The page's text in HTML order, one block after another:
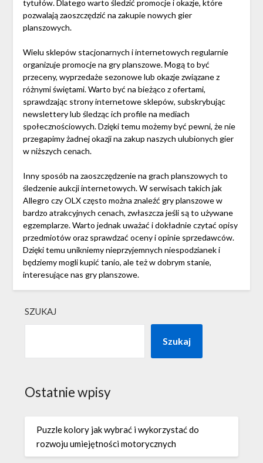
tytułów. Dlatego warto śledzić promocje i okazje, które
pozwalają zaoszczędzić na zakupie nowych gier
planszowych.
Wielu sklepów stacjonarnych i internetowych regularnie
organizuje promocje na gry planszowe. Mogą to być
przeceny, wyprzedaże sezonowe lub okazje związane z
różnymi świętami. Warto być na bieżąco z ofertami,
sprawdzając strony internetowe sklepów, subskrybując
newslettery lub śledząc ich profile na mediach
społecznościowych. Dzięki temu możemy być pewni, że nie
przegapimy żadnej okazji na zakup naszych ulubionych gier
w niższych cenach.
Inny sposób na zaoszczędzenie na grach planszowych to
śledzenie aukcji internetowych. W serwisach takich jak
Allegro czy OLX często można znaleźć gry planszowe w
bardzo atrakcyjnych cenach, zwłaszcza jeśli są to używane
egzemplarze. Warto jednak uważać i dokładnie czytać opisy
przedmiotów oraz sprawdzać oceny i opinie sprzedawców.
Dzięki temu unikniemy nieprzyjemnych niespodzianek i
będziemy mogli kupić tanio, ale też w dobrym stanie,
interesujące nas gry planszowe.
SZUKAJ
Szukaj
Ostatnie wpisy
Puzzle kolory jak wybrać i wykorzystać do
rozwoju umiejętności motorycznych